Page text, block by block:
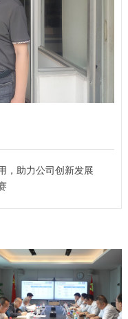
，助力公司创新发展